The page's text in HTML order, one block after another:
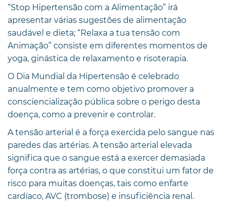
“Stop Hipertensão com a Alimentação” irá
apresentar várias sugestões de alimentação
saudável e dieta; “Relaxa a tua tensão com
Animação” consiste em diferentes momentos de
yoga, ginástica de relaxamento e risoterapia.
O Dia Mundial da Hipertensão é celebrado
anualmente e tem como objetivo promover a
consciencialização pública sobre o perigo desta
doença, como a prevenir e controlar.
A tensão arterial é a força exercida pelo sangue nas
paredes das artérias. A tensão arterial elevada
significa que o sangue está a exercer demasiada
força contra as artérias, o que constitui um fator de
risco para muitas doenças, tais como enfarte
cardíaco, AVC (trombose) e insuficiência renal.